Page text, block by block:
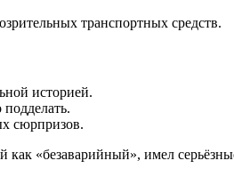
транспортных средств.
историей.
сюрпризов.
«безаварийный», имел